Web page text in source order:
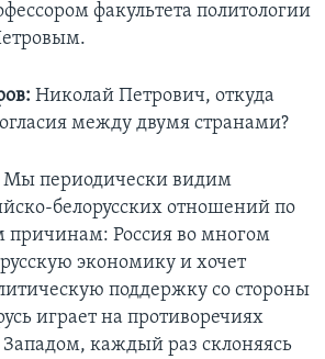
факультета политологии
Николай Петрович, откуда
между двумя странами?
Мы периодически видим
белорусских отношений по
причинам: Россия во многом
экономику и хочет
поддержку со стороны
играет на противоречиях
каждый раз склоняясь